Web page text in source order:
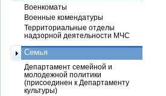
Военкоматы
Военные комендатуры
Территориальные отделы
надзорной деятельности МЧС
Семья
Департамент семейной и
молодежной политики
(присоединен к Департаменту
культуры)